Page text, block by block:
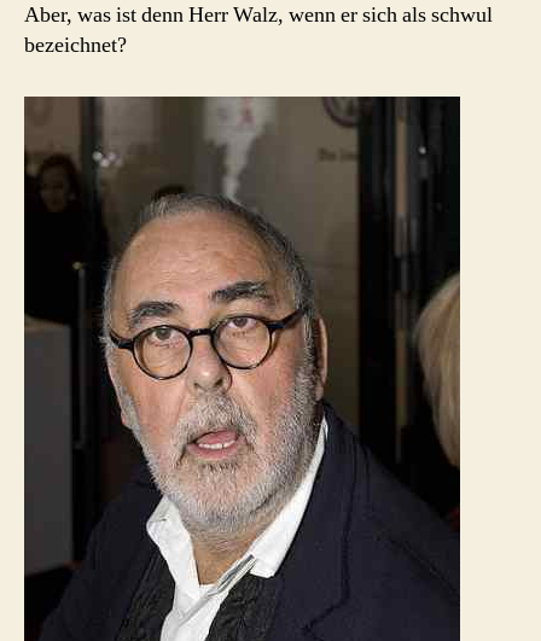
Aber, was ist denn Herr Walz, wenn er sich als schwul
bezeichnet?